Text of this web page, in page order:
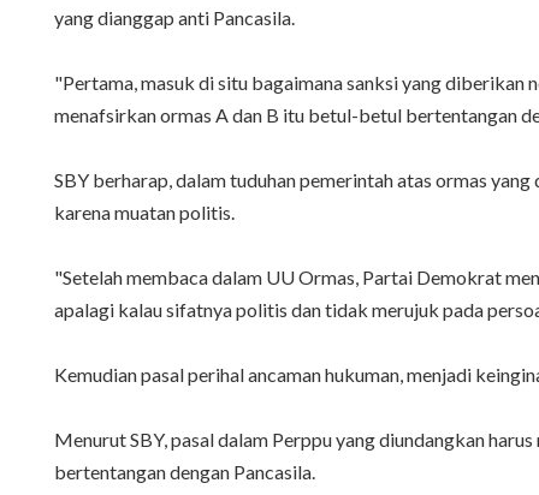
yang dianggap anti Pancasila.
"Pertama, masuk di situ bagaimana sanksi yang diberikan
menafsirkan ormas A dan B itu betul-betul bertentangan
SBY berharap, dalam tuduhan pemerintah atas ormas
karena muatan politis.
"Setelah membaca dalam UU Ormas, Partai Demokrat
apalagi kalau sifatnya politis dan tidak merujuk pada
Kemudian pasal perihal ancaman hukuman, menjadi
Menurut SBY, pasal dalam Perppu yang diundangkan
bertentangan dengan Pancasila.